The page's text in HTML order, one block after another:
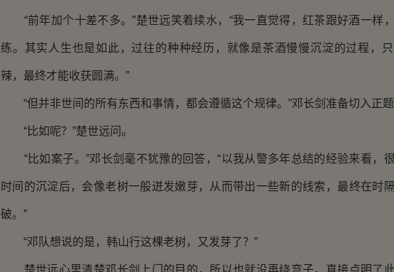
“前年加个十差不多。”楚世远笑着续水，“我一直觉得，红茶跟好酒一样
练。其实人生也是如此，过往的种种经历，就像是茶酒慢慢沉淀的过程，
辣，最终才能收获圆满。”
“但并非世间的所有东西和事情，都会遵循这个规律。”邓长剑准备切入正题
“比如呢？”楚世远问。
“比如案子。”邓长剑毫不犹豫的回答，“以我从警多年总结的经验来看，
时间的沉淀后，会像老树一般迸发嫩芽，从而带出一些新的线索，最终在时
破。”
“邓队想说的是，韩山行这棵老树，又发芽了？”
楚世远心里清楚邓长剑上门的目的，所以也就没再绕弯子，直接点明了